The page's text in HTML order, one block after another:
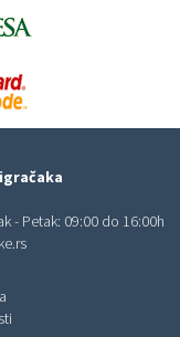
- Petak: 09:00 do 16:00h